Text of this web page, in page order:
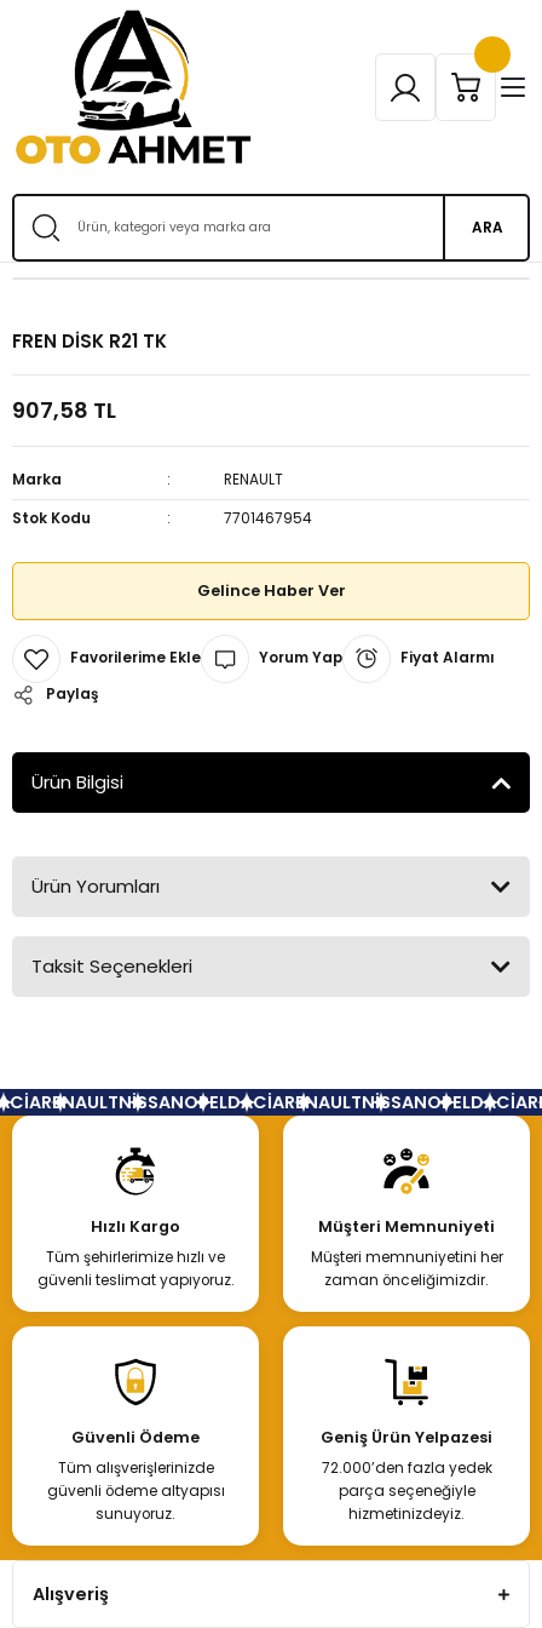
ARA
FREN DİSK R21 TK
907,58 TL
Marka
RENAULT
Stok Kodu
7701467954
Gelince Haber Ver
Yorum Yap
Fiyat Alarmı
Paylaş
Ürün Bilgisi
Ürün Yorumları
Bu ürüne ilk yorumu siz yapın!
Taksit Seçenekleri
RENAULTNİSSANOPELDACİARENAULTNİSSANOPELDACİA
Hızlı Kargo
Tüm şehirlerimize hızlı ve
güvenli teslimat yapıyoruz.
Müşteri Memnuniyeti
Müşteri memnuniyetini her
zaman önceliğimizdir.
Güvenli Ödeme
Tüm alışverişlerinizde
güvenli ödeme altyapısı
sunuyoruz.
Geniş Ürün Yelpazesi
72.000’den fazla yedek
parça seçeneğiyle
hizmetinizdeyiz.
Alışveriş